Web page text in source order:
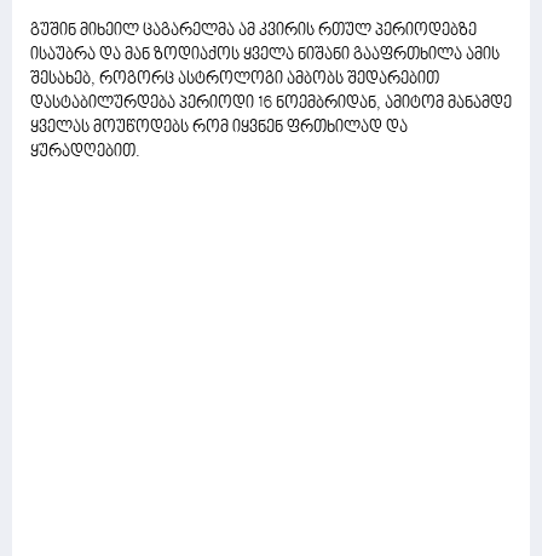
გუშინ მიხეილ ცაგარელმა ამ კვირის რთულ პერიოდებზე
ისაუბრა და მან ზოდიაქოს ყველა ნიშანი გააფრთხილა ამის
შესახებ, როგორც ასტროლოგი ამბობს შედარებით
დასტაბილურდება პერიოდი 16 ნოემბრიდან, ამიტომ მანამდე
ყველას მოუწოდებს რომ იყვნენ ფრთხილად და
ყურადღებით.